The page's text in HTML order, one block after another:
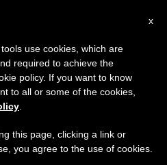
holandesa:
en el debate
×
agosto haremos la pausa
en el periodo de verano
y también el
x
use cookies, which are
required to achieve the
policy. If you want to know
to all or some of the cookies,
this page, clicking a link or
you agree to the use of cookies.